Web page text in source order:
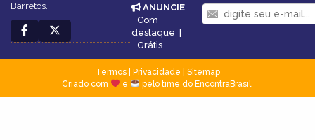
Barretos.
ANUNCIE:
Com
destaque
Grátis
Termos| Privacidade
Sitemap
Criado com
e pelo time do EncontraBrasil